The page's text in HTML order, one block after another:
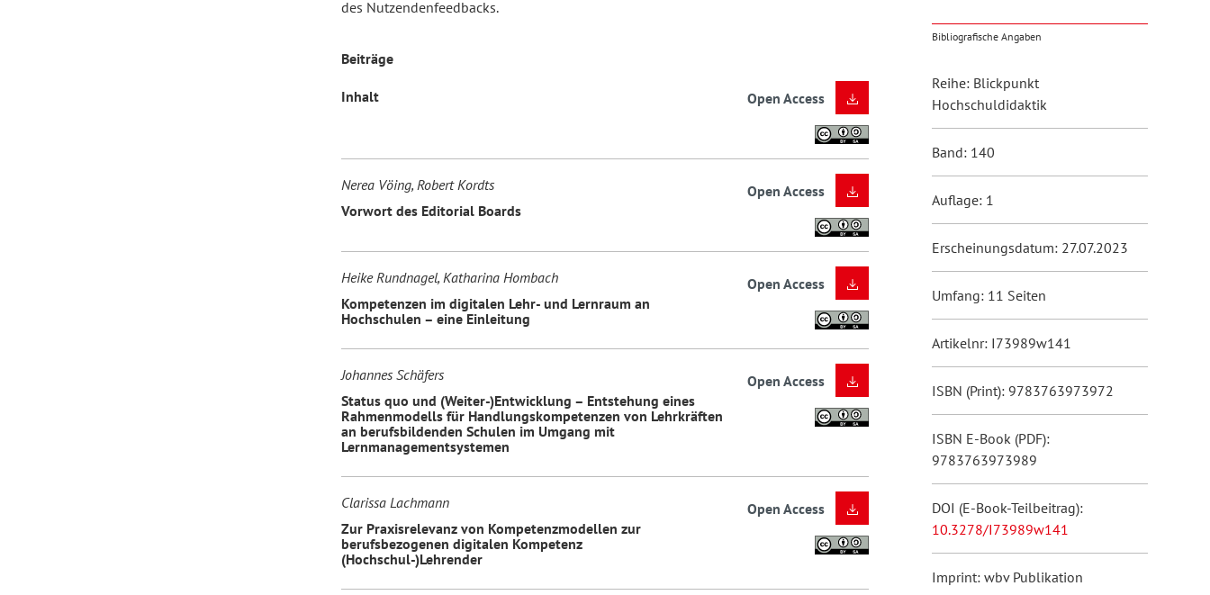
des Nutzendenfeedbacks.
Beiträge
Inhalt Open Access
Nerea Vöing, Robert Kordts
Vorwort des Editorial Boards
Open Access
Heike Rundnagel, Katharina Hombach
Kompetenzen im digitalen Lehr- und Lernraum an
Hochschulen – eine Einleitung
Open Access
Johannes Schäfers
Status quo und (Weiter-)Entwicklung – Entstehung eines
Rahmenmodells für Handlungskompetenzen von Lehrkräften
an berufsbildenden Schulen im Umgang mit
Lernmanagementsystemen
Open Access
Clarissa Lachmann
Zur Praxisrelevanz von Kompetenzmodellen zur
berufsbezogenen digitalen Kompetenz
(Hochschul-)Lehrender
Open Access
Bibliografische Angaben
Reihe: Blickpunkt
Hochschuldidaktik
Band: 140
Auflage: 1
Erscheinungsdatum: 27.07.2023
Umfang: 11 Seiten
Artikelnr: I73989w141
ISBN (Print): 9783763973972
ISBN E-Book (PDF):
9783763973989
DOI (E-Book-Teilbeitrag):
10.3278/I73989w141
Imprint: wbv Publikation